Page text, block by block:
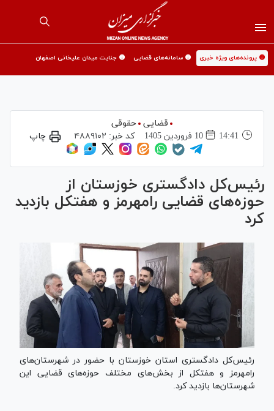
🟡 پرونده‌های ویژه خبری 🟡 سامانه‌های قضایی 🟡 جنایت میدان علیخانی اصفهان
قضایی حقوقی
14:41
10 فروردين 1405 کد خبر: ۴۸۸۹۱۰۲ چاپ
رئیس‌کل دادگستری خوزستان از
حوزه‌های قضایی رامهرمز و هفتکل بازدید
کرد
رئیس‌کل دادگستری استان خوزستان با حضور در شهرستان‌های
رامهرمز و هفتکل از بخش‌های مختلف حوزه‌های قضایی این
شهرستان‌ها بازدید کرد.